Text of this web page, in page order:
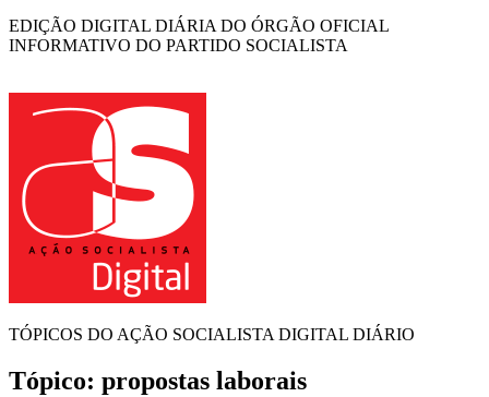
EDIÇÃO DIGITAL DIÁRIA DO ÓRGÃO OFICIAL
INFORMATIVO DO PARTIDO SOCIALISTA
TÓPICOS DO AÇÃO SOCIALISTA DIGITAL DIÁRIO
Tópico: propostas laborais